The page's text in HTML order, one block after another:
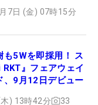
7日 (金) 07時15分
も5Wを即採用！ ス
』フェアウェイ
、9月12日デビュー
) 13時42分 33